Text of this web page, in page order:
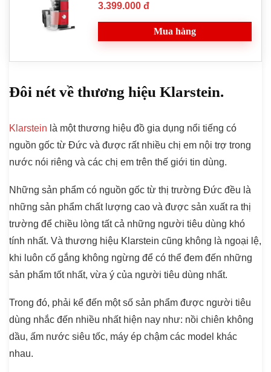
3.399.000 đ
Mua hàng
Đôi nét về thương hiệu Klarstein.
Klarstein là một thương hiệu đồ gia dụng nổi tiếng có
nguồn gốc từ Đức và được rất nhiều chị em nội trợ trong
nước nói riêng và các chị em trên thế giới tin dùng.
Những sản phẩm có nguồn gốc từ thị trường Đức đều là
những sản phẩm chất lượng cao và được sản xuất ra thị
trường để chiều lòng tất cả những người tiêu dùng khó
tính nhất. Và thương hiệu Klarstein cũng không là ngoại lệ,
khi luôn cố gắng không ngừng để có thể đem đến những
sản phẩm tốt nhất, vừa ý của người tiêu dùng nhất.
Trong đó, phải kể đến một số sản phẩm được người tiêu
dùng nhắc đến nhiều nhất hiện nay như: nồi chiên không
dầu, ấm nước siêu tốc, máy ép chậm các model khác
nhau.